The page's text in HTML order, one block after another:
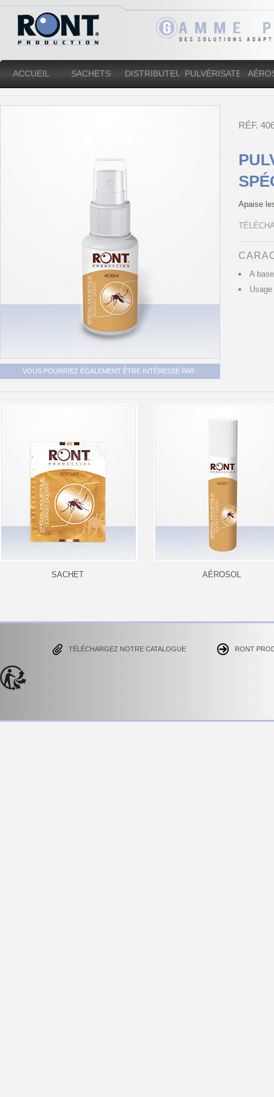
ACCUEIL SACHETS DISTRIBUTEURSPULVÉRISATEURS
VOUS POURRIEZ ÉGALEMENT ÊTRE INTÉRESSÉ PAR :
RÉF.
Apaise
A
SACHET AÉROSOL
TÉLÉCHARGEZ NOTRE CATALOGUE RONT